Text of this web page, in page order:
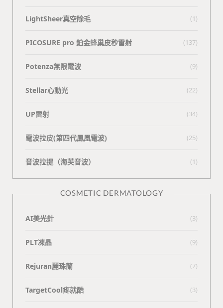
LightSheer真空除毛 (1)
PICOSURE pro 鉑金蜂巢皮秒雷射 (137)
Potenza無限電波 (9)
Stellar心動光 (22)
UP雷射 (34)
電波拉皮(第四代鳳凰電波) (25)
⾳波拉提（海芙⾳波） (1)
COSMETIC DERMATOLOGY
AI美光針 (3)
PLT凍晶 (9)
Rejuran麗珠蘭 (7)
TargetCool疼就酷 (3)